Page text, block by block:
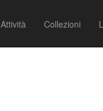
Attività Collezioni